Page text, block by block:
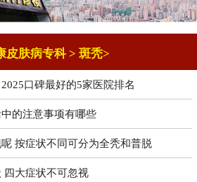
皮肤病专科>斑秃>
口碑最好的5家医院排名
的注意事项有哪些
按症状不同可分为全秃和普脱
四大症状不可忽视